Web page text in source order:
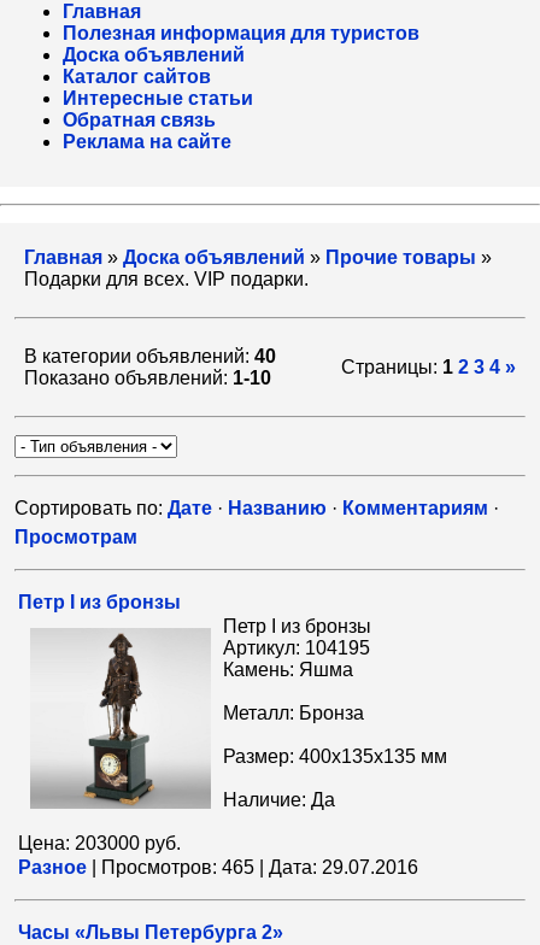
Главная
Полезная информация для туристов
Доска объявлений
Каталог сайтов
Интересные статьи
Обратная связь
Реклама на сайте
Главная » Доска объявлений » Прочие товары »
Подарки для всех. VIP подарки.
В категории объявлений: 40
Показано объявлений: 1-10
Страницы: 1 2 3 4 »
Сортировать по: Дате · Названию · Комментариям ·
Просмотрам
Петр I из бронзы
Петр I из бронзы
Артикул: 104195
Камень: Яшма
Металл: Бронза
Размер: 400x135x135 мм
Наличие: Да
Цена: 203000 руб.
Разное
Просмотров: 465 Дата: 29.07.2016
Часы «Львы Петербурга 2»